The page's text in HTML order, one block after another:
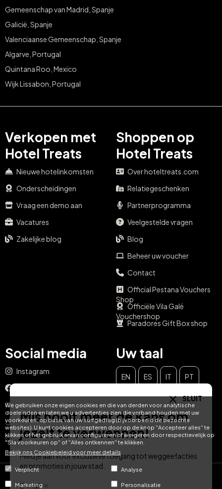
We gebruiken onze eigen cookies en die van derden voor analytische
doeleinden en laten we u advertenties zien die verband houden met uw
voorkeuren, op basis van uw surfgedrag (bijvoorbeeld de bezochte
websites). U kunt cookies accepteren door op de knop "Accepteer alles" te
klikken of het gebruik ervan configureren of weigeren door respectievelijk op
"Sla voorkeuren op" of "Alles ontkennen" te klikken.
Bekijk ons ​​Cookiebeleid voor meer details
Verplicht Analyse
Marketing Personalisatie
Gemeenschap van Madrid, Spanje
Galicië, Spanje
Valenciaanse Gemeenschap, Spanje
Algarve, Portugal
Quintana Roo, Mexico
Wijk Lissabon, Portugal
Verkopen met
Hotel Treats
Nieuwe hotelinkomsten
Onderscheidingen
Vraag een demo aan
Vacatures
Zakelijke blog
Shoppen op
Hotel Treats
Over hoteltreats.com
Relatiegeschenken
Partnerprogramma
Veelgestelde vragen
Blog
Beheer uw voucher
Contact
Official Pestana Vouchers
Shop
Officiële Vila Galé
Vouchershop
Paradores Gift Box shop
Social media
Instagram
YouTube
TikTok
LinkedIn
Uw taal
EN ES IT PT
NL
© Hotel Treats 2026
SLUIT
Mis nooit meer de kans om
jezelf te verwennen!
Meld je aan voor exclusieve toegang tot weggeefacties
en promoties in jouw stad.
E-mail